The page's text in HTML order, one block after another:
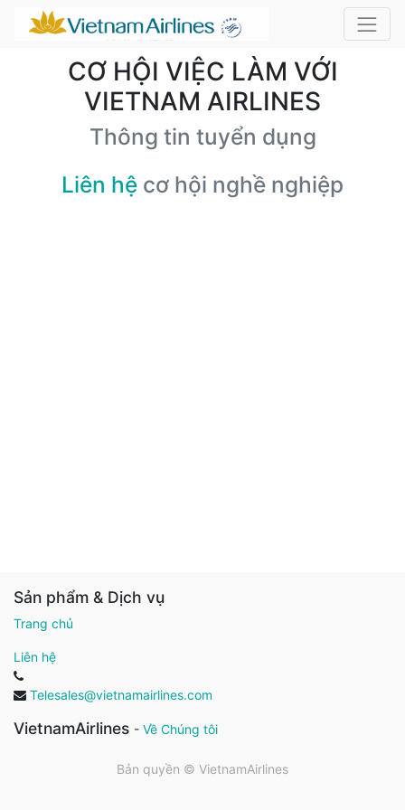
CƠ HỘI VIỆC LÀM VỚI
VIETNAM AIRLINES
Thông tin tuyển dụng
Liên hệ cơ hội nghề nghiệp
Sản phẩm & Dịch vụ
Trang chủ
Liên hệ
Telesales@vietnamairlines.com
VietnamAirlines - Về Chúng tôi
Bản quyền © VietnamAirlines